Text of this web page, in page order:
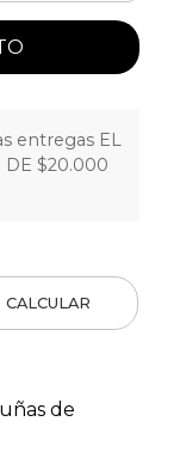
entregas EL
DE $20.000
CALCULAR
de